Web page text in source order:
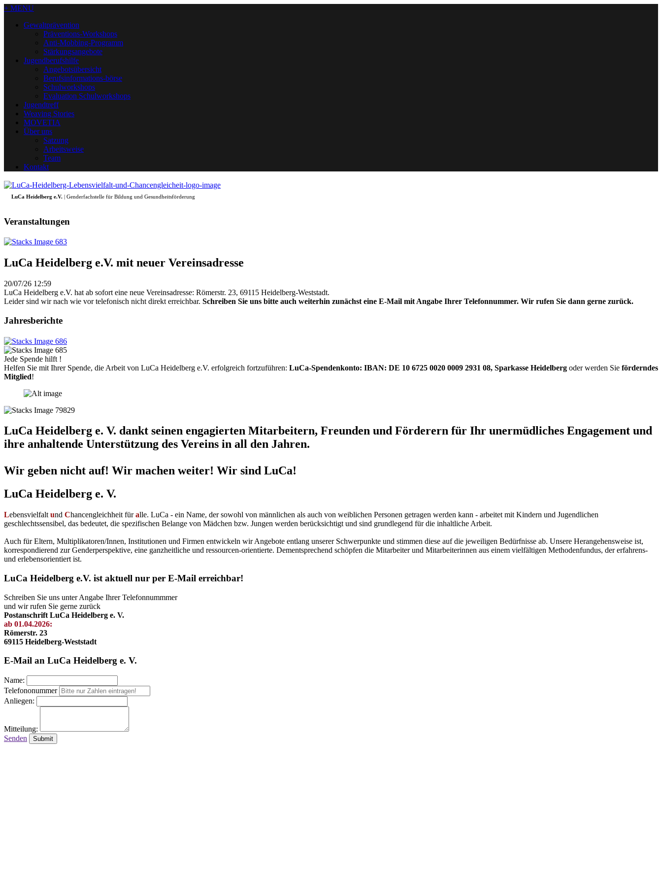
+ MENU
Gewaltprävention
Präventions-Workshops
Anti-Mobbing-Programm
Stärkungsangebote
Jugendberufshilfe
Angebotsübersicht
Berufsinformations-börse
Schulworkshops
Evaluation Schulworkshops
Jugendtreff
Weaving Stories
MOVETIA
Über uns
Satzung
Arbeitsweise
Team
Kontakt
LuCa Heidelberg e.V. | Genderfachstelle für Bildung und Gesundheitsförderung
Veranstaltungen
LuCa Heidelberg e.V. mit neuer Vereinsadresse
20/07/26 12:59
LuCa Heidelberg e.V. hat ab sofort eine neue Vereinsadresse: Römerstr. 23, 69115 Heidelberg-Weststadt.
Leider sind wir nach wie vor telefonisch nicht direkt erreichbar. Schreiben Sie uns bitte auch weiterhin zunächst eine E-Mail mit Angabe Ihrer Telefonnummer. Wir rufen Sie dann gerne zurück.
Jahresberichte
Jede Spende hilft !
Helfen Sie mit Ihrer Spende, die Arbeit von LuCa Heidelberg e.V. erfolgreich fortzuführen: LuCa-Spendenkonto: IBAN: DE 10 6725 0020 0009 2931 08, Sparkasse Heidelberg oder werden Sie förderndes
Mitglied!
LuCa Heidelberg e. V. dankt seinen engagierten Mitarbeitern, Freunden und Förderern für Ihr unermüdliches Engagement und
ihre anhaltende Unterstützung des Vereins in all den Jahren.
Wir geben nicht auf! Wir machen weiter! Wir sind LuCa!
LuCa Heidelberg e. V.
Lebensvielfalt und Chancengleichheit füralle. LuCa - ein Name, der sowohl von männlichen als auch von weiblichen Personen getragen werden kann - arbeitet mit Kindern und Jugendlichen
geschlechtssensibel, das bedeutet, die spezifischen Belange von Mädchen bzw. Jungen werden berücksichtigt und sind grundlegend für die inhaltliche Arbeit.
Auch für Eltern, Multiplikatoren/Innen, Institutionen und Firmen entwickeln wir Angebote entlang unserer Schwerpunkte und stimmen diese auf die jeweiligen Bedürfnisse ab. Unsere Herangehensweise ist,
korrespondierend zur Genderperspektive, eine ganzheitliche und ressourcen-orientierte. Dementsprechend schöpfen die Mitarbeiter und Mitarbeiterinnen aus einem vielfältigen Methodenfundus, der erfahrens-
und erlebensorientiert ist.
LuCa Heidelberg e.V. ist aktuell nur per E-Mail erreichbar!
Schreiben Sie uns unter Angabe Ihrer Telefonnummmer
und wir rufen Sie gerne zurück
Postanschrift LuCa Heidelberg e. V.
ab 01.04.2026:
Römerstr. 23
69115 Heidelberg-Weststadt
E-Mail an LuCa Heidelberg e. V.
Name:
Telefononummer
Anliegen:
Mitteilung:
Senden